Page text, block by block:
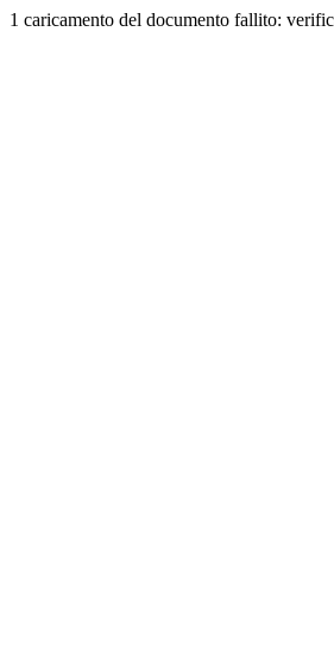
1 caricamento del documento fallito: